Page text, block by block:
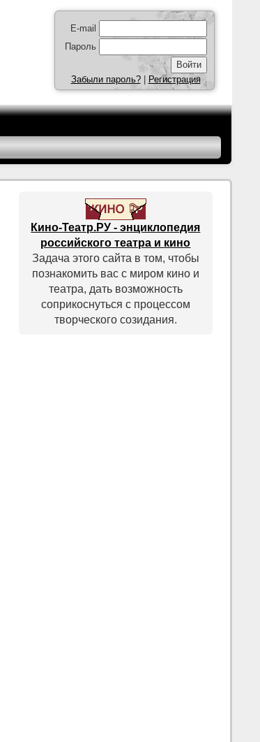
E-mail
Пароль
Забыли пароль?| Регистрация
Кино-Театр.РУ - энциклопедия
российского театра и кино
Задача этого сайта в том, чтобы
познакомить вас с миром кино и
театра, дать возможность
соприкоснуться с процессом
творческого созидания.